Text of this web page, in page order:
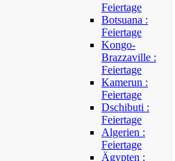
Feiertage
Botsuana :
Feiertage
Kongo-
Brazzaville :
Feiertage
Kamerun :
Feiertage
Dschibuti :
Feiertage
Algerien :
Feiertage
Ägypten :